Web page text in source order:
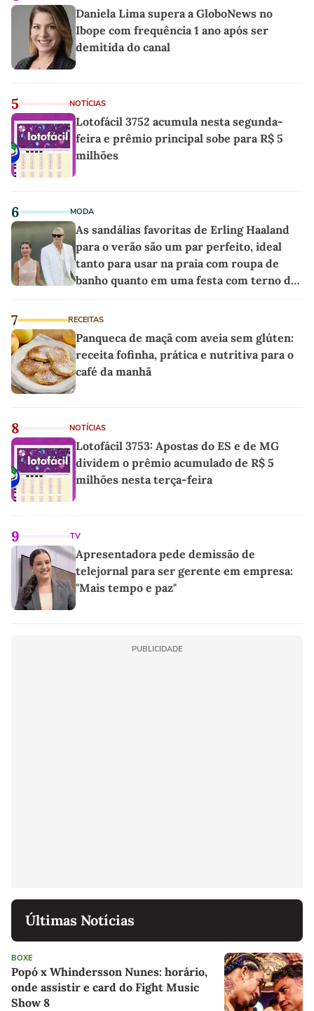
Daniela Lima supera a GloboNews no
Ibope com frequência 1 ano após ser
demitida do canal
5 NOTÍCIAS
Lotofácil 3752 acumula nesta segunda-
feira e prêmio principal sobe para R$ 5
milhões
6 MODA
As sandálias favoritas de Erling Haaland
para o verão são um par perfeito, ideal
tanto para usar na praia com roupa de
banho quanto em uma festa com terno de
7 RECEITAS
Panqueca de maçã com aveia sem glúten:
receita fofinha, prática e nutritiva para o
café da manhã
8 NOTÍCIAS
Lotofácil 3753: Apostas do ES e de MG
dividem o prêmio acumulado de R$ 5
milhões nesta terça-feira
9 TV
Apresentadora pede demissão de
telejornal para ser gerente em empresa:
"Mais tempo e paz"
PUBLICIDADE
Últimas Notícias
BOXE
Popó x Whindersson Nunes: horário,
onde assistir e card do Fight Music
Show 8